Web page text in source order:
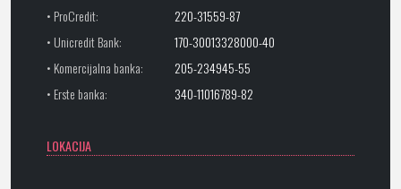
• ProCredit:
220-31559-87
• Unicredit Bank:
170-30013328000-40
• Komercijalna banka:
205-234945-55
• Erste banka:
340-11016789-82
LOKACIJA